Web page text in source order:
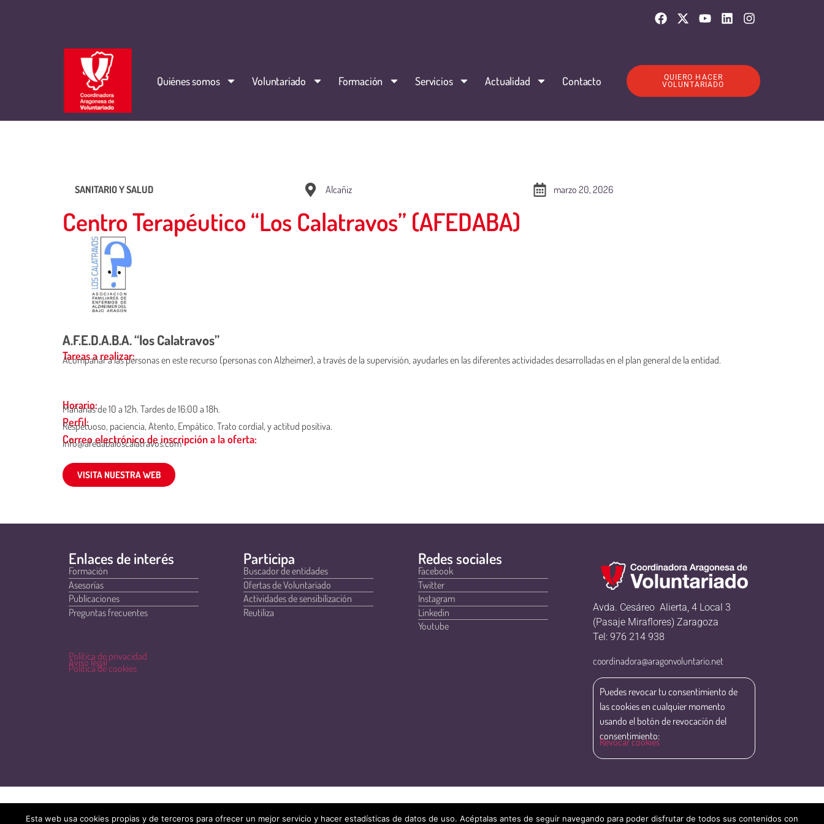
Quiénes somos Voluntariado Formación Servicios Actualidad Contacto
QUIERO HACER
VOLUNTARIADO
SANITARIO Y SALUD Alcañiz marzo 20, 2026
Centro Terapéutico “Los Calatravos” (AFEDABA)
A.F.E.D.A.B.A. “los Calatravos”
Tareas a realizar:
Acompañar a las personas en este recurso (personas con Alzheimer), a través de la supervisión, ayudarles en las diferentes actividades desarrolladas en el plan general de la entidad.
Horario:
Mañanas de 10 a 12h. Tardes de 16:00 a 18h.
Perfil:
Respetuoso, paciencia, Atento, Empático. Trato cordial, y actitud positiva.
Correo electrónico de inscripción a la oferta:
info@afedabaloscalatravos.com
VISITA NUESTRA WEB
Enlaces de interés
Formación
Asesorías
Publicaciones
Preguntas frecuentes
Política de privacidad
Aviso legal
Política de cookies
Participa
Buscador de entidades
Ofertas de Voluntariado
Actividades de sensibilización
Reutiliza
Redes sociales
Facebook
Twitter
Instagram
Linkedin
Youtube
Avda. Cesáreo Alierta, 4 Local 3
(Pasaje Miraflores) Zaragoza
Tel: 976 214 938
coordinadora@aragonvoluntario.net
Puedes revocar tu consentimiento de
las cookies en cualquier momento
usando el botón de revocación del
consentimiento:
Revocar cookies
Esta web usa cookies propias y de terceros para ofrecer un mejor servicio y hacer estadísticas de datos de uso. Acéptalas antes de seguir navegando para poder disfrutar de todos sus contenidos con